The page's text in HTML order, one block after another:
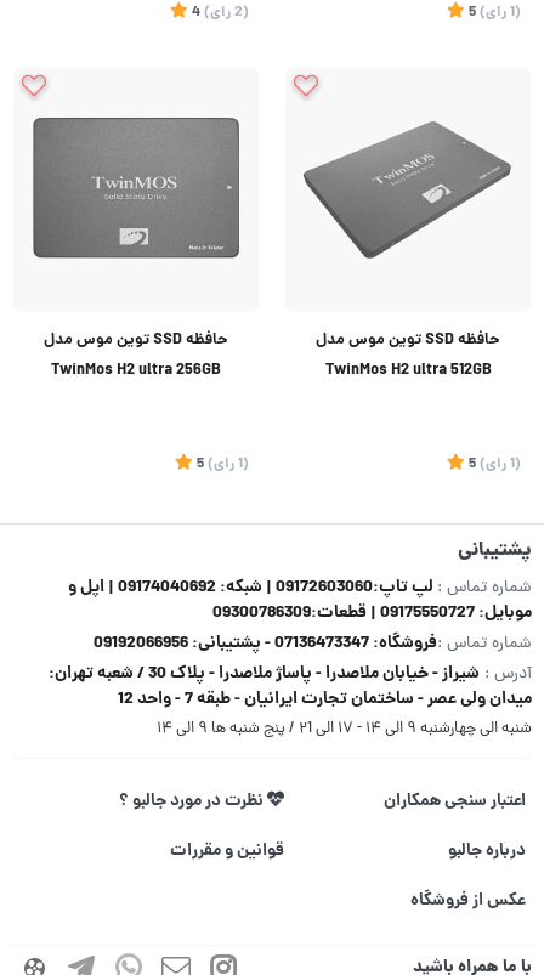
(1 رای)
5
(2 رای)
4
حافظه SSD توین موس مدل
TwinMos H2 ultra 512GB
(1 رای)
5
حافظه SSD توین موس مدل
TwinMos H2 ultra 256GB
(1 رای)
5
پشتیبانی
شماره تماس :
لپ تاپ:09172603060 | شبکه: 09174040692 | اپل و
موبایل: 09175550727 | قطعات:09300786309
شماره تماس :فروشگاه: 07136473347 - پشتیبانی: 09192066956
آدرس :
شیراز - خیابان ملاصدرا - پاساژ ملاصدرا - پلاک 30 / شعبه تهران:
میدان ولی عصر - ساختمان تجارت ایرانیان - طبقه 7 - واحد 12
شنبه الی چهارشنبه ۹ الی ۱۴ - ۱۷ الی ۲1 / پنج شنبه ها ۹ الی ۱۴
اعتبار سنجی همکاران
نظرت در مورد جالبو ؟
درباره جالبو
قوانین و مقررات
عکس از فروشگاه
با ما همراه باشید